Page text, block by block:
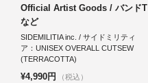
Official Artist Goods / バンドT
など
SIDEMILITIA inc. / サイドミリティ
ア：UNISEX OVERALL CUTSEW
(TERRACOTTA)
¥4,990円 （税込）